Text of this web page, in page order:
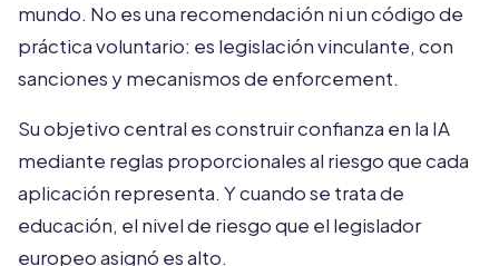
mundo. No es una recomendación ni un código de
práctica voluntario: es legislación vinculante, con
sanciones y mecanismos de enforcement.
Su objetivo central es construir confianza en la IA
mediante reglas proporcionales al riesgo que cada
aplicación representa. Y cuando se trata de
educación, el nivel de riesgo que el legislador
europeo asignó es alto.